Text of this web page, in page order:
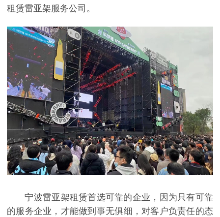
租赁雷亚架服务公司。
宁波雷亚架租赁首选可靠的企业，因为只有可靠
的服务企业，才能做到事无俱细，对客户负责任的态